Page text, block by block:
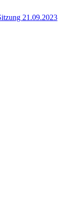
21.09.2023